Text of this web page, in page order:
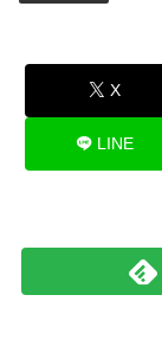
X
LINE